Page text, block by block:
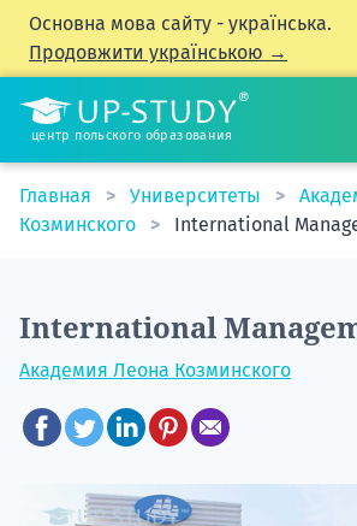
Основна мова сайту - українська.
Продовжити українською →
центр польского образования
Главная Университеты
Козминского
International
International
Академия Леона Козминского